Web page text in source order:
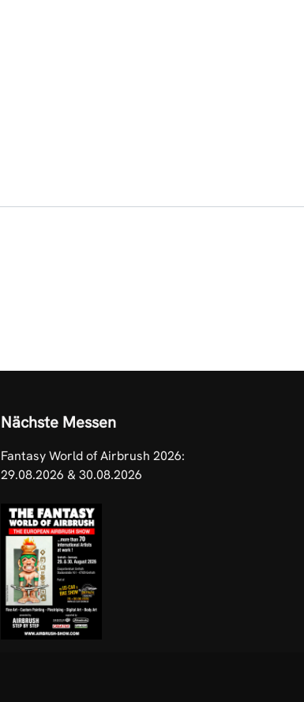
Nächste Messen
Fantasy World of Airbrush 2026:
29.08.2026 & 30.08.2026